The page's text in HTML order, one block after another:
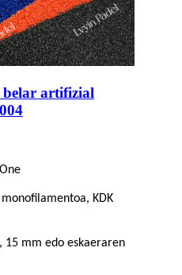
belar artifizial
KDK
15 mm edo eskaeraren